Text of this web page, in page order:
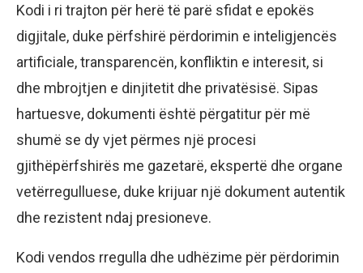
Kodi i ri trajton për herë të parë sfidat e epokës
digjitale, duke përfshirë përdorimin e inteligjencës
artificiale, transparencën, konfliktin e interesit, si
dhe mbrojtjen e dinjitetit dhe privatësisë. Sipas
hartuesve, dokumenti është përgatitur për më
shumë se dy vjet përmes një procesi
gjithëpërfshirës me gazetarë, ekspertë dhe organe
vetërregulluese, duke krijuar një dokument autentik
dhe rezistent ndaj presioneve.
Kodi vendos rregulla dhe udhëzime për përdorimin